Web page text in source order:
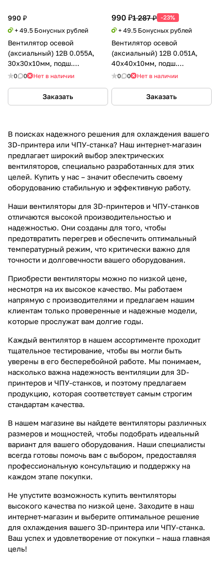
990 ₽
+ 49.5 Бонусных рублей
Вентилятор осевой
(аксиальный) 12В 0.055А,
30х30х10мм, подш.
магнитный (MagLev), Sunon
0 0 Нет в наличии
Заказать
990 ₽1 287 ₽ -23%
+ 49.5 Бонусных рублей
Вентилятор осевой
(аксиальный) 12В 0.051А,
40х40х10мм, подш.
магнитный (MagLev), Sunon
0 0 Нет в наличии
Заказать
В поисках надежного решения для охлаждения вашего
3D-принтера или ЧПУ-станка? Наш интернет-магазин
предлагает широкий выбор электрических
вентиляторов, специально разработанных для этих
целей. Купить у нас – значит обеспечить своему
оборудованию стабильную и эффективную работу.
Наши вентиляторы для 3D-принтеров и ЧПУ-станков
отличаются высокой производительностью и
надежностью. Они созданы для того, чтобы
предотвратить перегрев и обеспечить оптимальный
температурный режим, что критически важно для
точности и долговечности вашего оборудования.
Приобрести вентиляторы можно по низкой цене,
несмотря на их высокое качество. Мы работаем
напрямую с производителями и предлагаем нашим
клиентам только проверенные и надежные модели,
которые прослужат вам долгие годы.
Каждый вентилятор в нашем ассортименте проходит
тщательное тестирование, чтобы вы могли быть
уверены в его бесперебойной работе. Мы понимаем,
насколько важна надежность вентиляции для 3D-
принтеров и ЧПУ-станков, и поэтому предлагаем
продукцию, которая соответствует самым строгим
стандартам качества.
В нашем магазине вы найдете вентиляторы различных
размеров и мощностей, чтобы подобрать идеальный
вариант для вашего оборудования. Наши специалисты
всегда готовы помочь вам с выбором, предоставляя
профессиональную консультацию и поддержку на
каждом этапе покупки.
Не упустите возможность купить вентиляторы
высокого качества по низкой цене. Заходите в наш
интернет-магазин и выберите оптимальное решение
для охлаждения вашего 3D-принтера или ЧПУ-станка.
Ваш успех и удовлетворение от покупки – наша главная
цель!